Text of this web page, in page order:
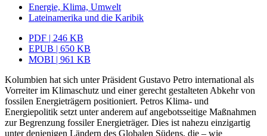
Energie, Klima, Umwelt
Lateinamerika und die Karibik
PDF | 246 KB
EPUB | 650 KB
MOBI | 961 KB
Kolumbien hat sich unter Präsident Gustavo Petro international als
Vorreiter im Klima­schutz und einer gerecht gestalteten Abkehr von
fossilen Energieträgern posi­tio­niert. Petros Klima- und
Energiepolitik setzt unter anderem auf angebots­seitige Maßnahmen
zur Be­gren­zung fossiler Energieträger. Dies ist nahezu einzigartig
unter denjenigen Ländern des Globalen Südens, die – wie